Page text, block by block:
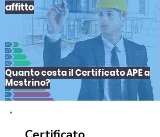
affitto
Quanto costa il Certificato APE a
Mestrino?